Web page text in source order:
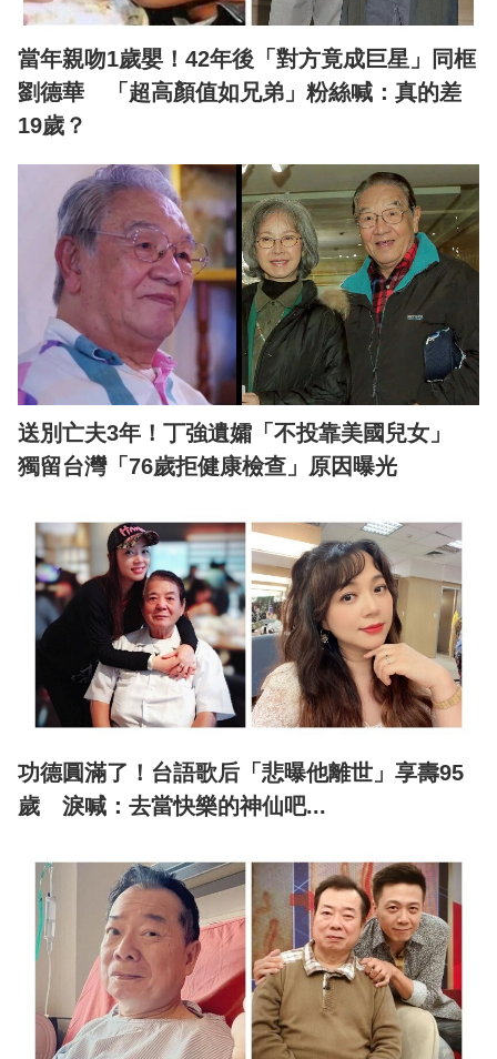
當年親吻1歲嬰！42年後「對方竟成巨星」同框
劉德華 「超高顏值如兄弟」粉絲喊：真的差
19歲？
送別亡夫3年！丁強遺孀「不投靠美國兒女」
獨留台灣「76歲拒健康檢查」原因曝光
功德圓滿了！台語歌后「悲曝他離世」享壽95
歲 淚喊：去當快樂的神仙吧...